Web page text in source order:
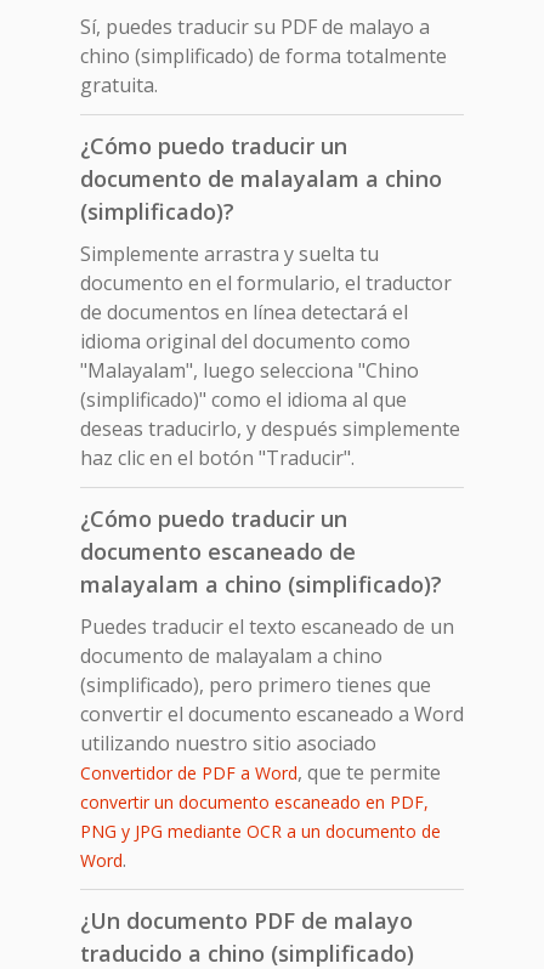
Sí, puedes traducir su PDF de malayo a
chino (simplificado) de forma totalmente
gratuita.
¿Cómo puedo traducir un
documento de malayalam a chino
(simplificado)?
Simplemente arrastra y suelta tu
documento en el formulario, el traductor
de documentos en línea detectará el
idioma original del documento como
"Malayalam", luego selecciona "Chino
(simplificado)" como el idioma al que
deseas traducirlo, y después simplemente
haz clic en el botón "Traducir".
¿Cómo puedo traducir un
documento escaneado de
malayalam a chino (simplificado)?
Puedes traducir el texto escaneado de un
documento de malayalam a chino
(simplificado), pero primero tienes que
convertir el documento escaneado a Word
utilizando nuestro sitio asociado
Convertidor de PDF a Word, que te permite
convertir un documento escaneado en PDF,
PNG y JPG mediante OCR a un documento de
Word.
¿Un documento PDF de malayo
traducido a chino (simplificado)